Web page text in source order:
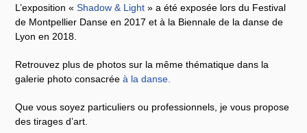
L’exposition «Shadow & Light » a été exposée lors du Festival
de Montpellier Danse en 2017 et à la Biennale de la danse de
Lyon en 2018.
Retrouvez plus de photos sur la même thématique dans la
galerie photo consacréeà la danse.
Que vous soyez particuliers ou professionnels, je vous propose
des tirages d’art.